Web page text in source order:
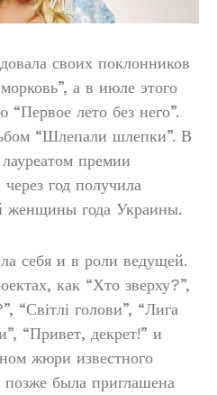
своих поклонников
а в июле этого
“Первое лето без него”.
“Шлепали шлепки”. В
премии
год получила
женщины года Украины.
себя и в роли ведущей.
как “Хто зверху?”,
“Світлі голови”, “Лига
“Привет, декрет!” и
жюри известного
позже была приглашена